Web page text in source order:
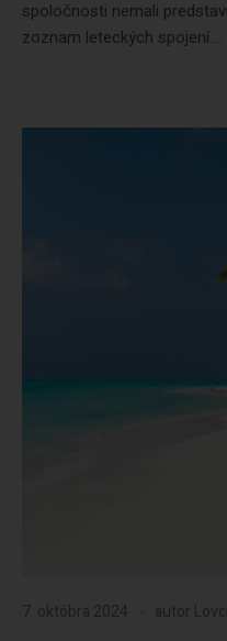
spoločnosti nemali
zoznam leteckých spojení....
7. októbra 2024 autor